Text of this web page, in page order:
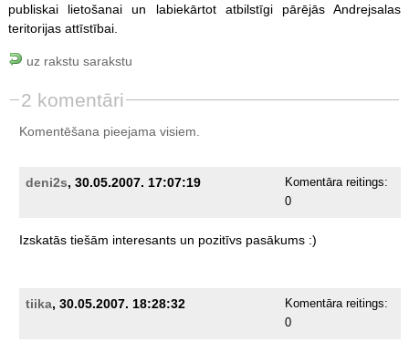
publiskai lietošanai un labiekārtot atbilstīgi pārējās Andrejsalas
teritorijas attīstībai.
uz rakstu sarakstu
2 komentāri
Komentēšana pieejama visiem.
deni2s, 30.05.2007. 17:07:19
Komentāra reitings:
0
Izskatās tiešām interesants un pozitīvs pasākums :)
tiika, 30.05.2007. 18:28:32
Komentāra reitings:
0